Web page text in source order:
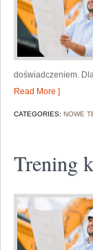
doświadczeniem.
Read More ]
CATEGORIES: NOWE
Trening